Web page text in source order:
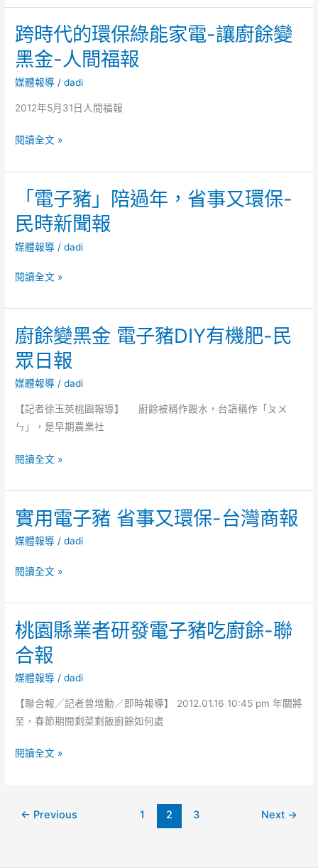
巴
林
色
科
展」
代
表
處)
廚
餘
機
將
垃
鬆
資
源-
唐
人
太
跨時代的環保綠能家電-讓廚餘變
黑金-人間福報
媒體報導 /dadi
2012年5月31日人間福報
跨
代
保
綠
家
廚
餘
變
黑
金-
人
福
閱讀全文 »
「電子豬」陪過年，省事又環保-
民時新聞報
媒體報導 /dadi
「電
豬」
陪
過
年，
省
保-
時
新
聞
報
閱讀全文 »
廚餘變黑金 電子豬DIY有機肥-民
眾日報
媒體報導 /dadi
【記者徐玉英桃園報導】 廚餘被稱作餿水，台語稱作「ㄆㄨ
ㄣ」，是早期農業社
廚
變
黑
金
電
子
DIY
有
機
肥-
民
日
報
閱讀全文 »
實用電子豬 省事又環保-台灣商報
媒體報導 /dadi
實
電
子
豬
省
事
台
閱讀全文 »
桃園縣業者研發電子豬吃廚餘-聯
合報
媒體報導 /dadi
【聯合報╱記者曾增勳／即時報導】 2012.01.16 10:45 pm 年關將
至，春節期間剩菜剩飯廚餘如何處
桃
閱讀全文 »
← Previous 1 2 3 Next →